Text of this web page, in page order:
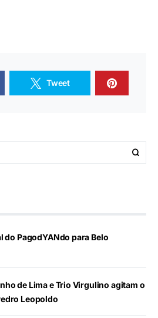
Tweet
do PagodYANdo para Belo
de Lima e Trio Virgulino agitam o
Leopoldo